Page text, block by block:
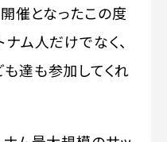
催となったこの度
ム人だけでなく、
達も参加してくれ